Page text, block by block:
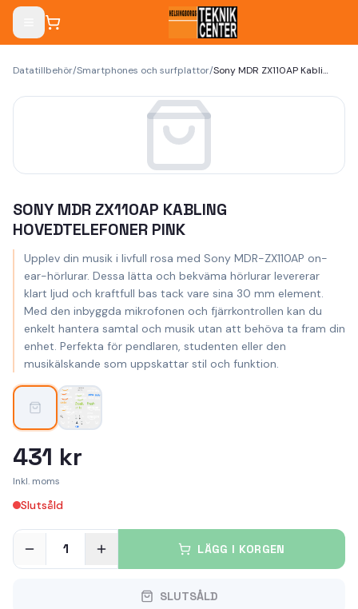
Datatillbehör/Smartphones och surfplattor/ Sony MDR ZX110AP Kabling Hovedtelefoner Pink
SONY MDR ZX110AP KABLING
HOVEDTELEFONER PINK
Upplev din musik i livfull rosa med Sony MDR-ZX110AP on-
ear-hörlurar. Dessa lätta och bekväma hörlurar levererar
klart ljud och kraftfull bas tack vare sina 30 mm element.
Med den inbyggda mikrofonen och fjärrkontrollen kan du
enkelt hantera samtal och musik utan att behöva ta fram din
enhet. Perfekta för pendlaren, studenten eller den
musikälskande som uppskattar stil och funktion.
431 kr
Inkl. moms
Slutsåld
1 LÄGG I KORGEN
SLUTSÅLD